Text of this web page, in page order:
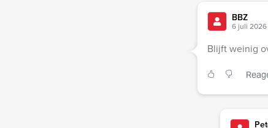
BBZ
6 juli 2026
Blijft weinig